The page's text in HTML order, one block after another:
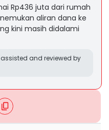
Rp436 juta dari rumah
aliran dana ke
kini masih didalami
and reviewed by